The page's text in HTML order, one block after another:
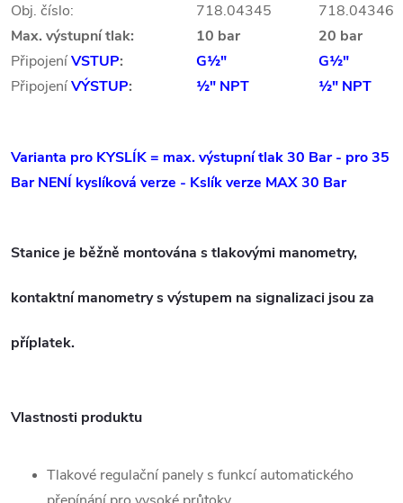
Obj. číslo: 718.04345
718.04346
Max. výstupní tlak:
10 bar
20 bar
PřipojeníVSTUP: G½"
G½"
PřipojeníVÝSTUP: ½" NPT ½" NPT
Varianta pro KYSLÍK = max. výstupní tlak 30 Bar - pro 35
Bar NENÍ kyslíková verze - Kslík verze MAX 30 Bar
Stanice je běžně montována s tlakovými manometry,
kontaktní manometry s výstupem na signalizaci jsou za
příplatek.
Vlastnosti produktu
Tlakové regulační panely s funkcí automatického